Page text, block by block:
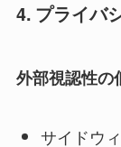
4. プライバ
外部視認性の
サイドウ